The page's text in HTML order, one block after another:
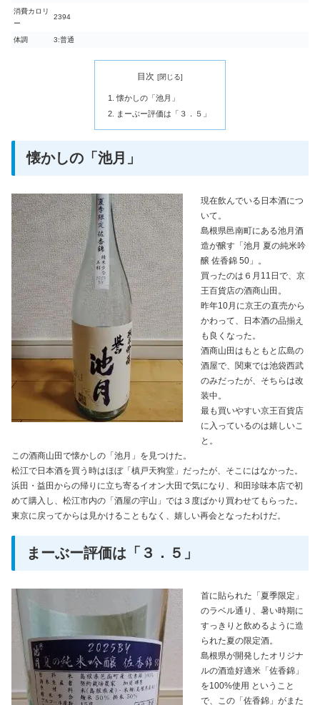
消費カロリ
ー
2394
体調 3:普通
目次
懐かしの「池月」
まーぶー評価は「３．５」
懐かしの「池月」
現在飲んでいる日本酒につ
いて。
島根県邑南町にある池月酒
造が醸す「池月 夏の純米吟
醸 佐香錦 50」。
買ったのは６月11日で、京
王百貨店の酒商山田。
昨年10月に京王の直売から
かわって、日本酒の品揃え
も良くなった。
酒商山田はもともと広島の
酒屋で、関東では池袋西武
のみだったが、そちらは改
装中。
最も買いやすい京王百貨店
に入っているのは嬉しいこ
と。
この酒商山田で懐かしの「池月」を見つけた。
松江で日本酒を買う時はほぼ「槙戸天狗堂」だったが、そこにはなかった。
浜田・益田からの帰りに立ち寄るイオン大田で気になり、和田珍味本店で初
めて購入し、松江市内の「酒屋の宇山」では３度ばかり買わせてもらった。
東京に戻ってからは見かけることもなく、嬉しい再会となったわけだ。
まーぶー評価は「３．５」
首に貼られた「夏季限定」
のラベル通り、暑い時期に
すっきりと飲めるように造
られた夏の限定酒。
島根県が開発したオリジナ
ルの酒造好適米「佐香錦」
を100%使用 ということ
で、この「佐香錦」がまた